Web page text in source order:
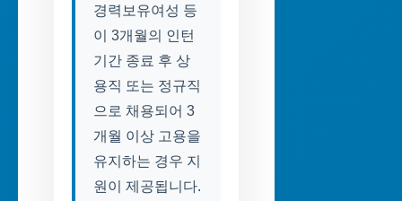
경력보유여성 등
이 3개월의 인턴
기간 종료 후 상
용직 또는 정규직
으로 채용되어 3
개월 이상 고용을
유지하는 경우 지
원이 제공됩니다.